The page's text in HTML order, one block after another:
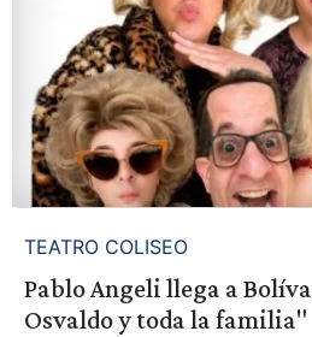
TEATRO COLISEO
Pablo Angeli llega a
Osvaldo y toda la familia"